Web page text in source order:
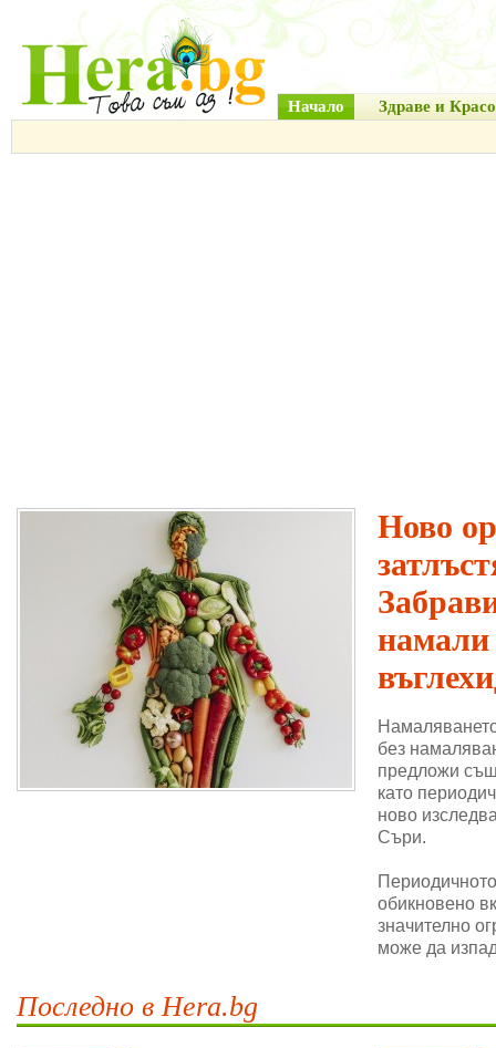
Начало Здраве и
Ново
намали
без
предложи
като
ново
Съри.
обикновено
значително
може да
Последно в Hera.bg